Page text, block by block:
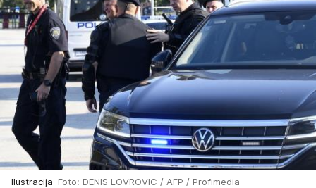
Ilustracija Foto: DENIS LOVROVIC / AFP / Profimedia